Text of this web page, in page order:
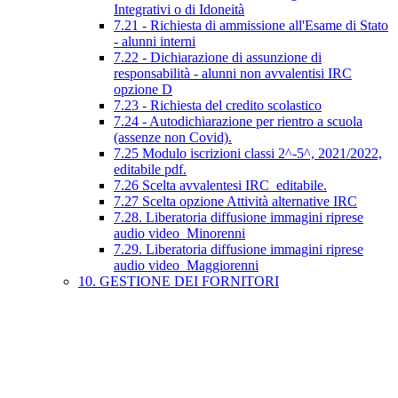
Integrativi o di Idoneità
7.21 - Richiesta di ammissione all'Esame di Stato
- alunni interni
7.22 - Dichiarazione di assunzione di
responsabilità - alunni non avvalentisi IRC
opzione D
7.23 - Richiesta del credito scolastico
7.24 - Autodichiarazione per rientro a scuola
(assenze non Covid).
7.25 Modulo iscrizioni classi 2^-5^, 2021/2022,
editabile pdf.
7.26 Scelta avvalentesi IRC_editabile.
7.27 Scelta opzione Attività alternative IRC
7.28. Liberatoria diffusione immagini riprese
audio video_Minorenni
7.29. Liberatoria diffusione immagini riprese
audio video_Maggiorenni
10. GESTIONE DEI FORNITORI